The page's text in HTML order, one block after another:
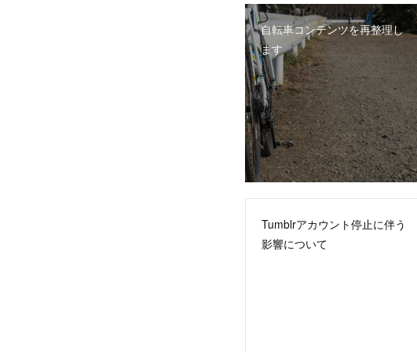
自転車コンテンツを再整理し
ます
Tumblrアカウント停止に伴う
影響について